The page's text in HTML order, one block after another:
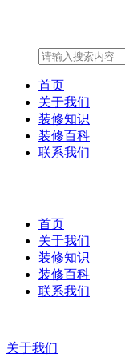
首页
关于我们
装修知识
装修百科
联系我们
首页
关于我们
装修知识
装修百科
联系我们
关于我们